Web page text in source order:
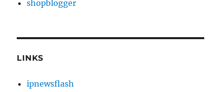
shopblogger
LINKS
ipnewsflash